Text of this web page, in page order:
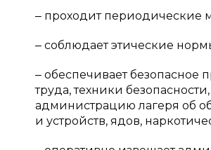
‒ проходит периодические
‒ соблюдает этические
‒ обеспечивает безопасное
труда, техники
администрацию лагеря об
и устройств, ядов,